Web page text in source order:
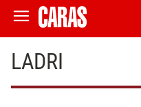
LADRI